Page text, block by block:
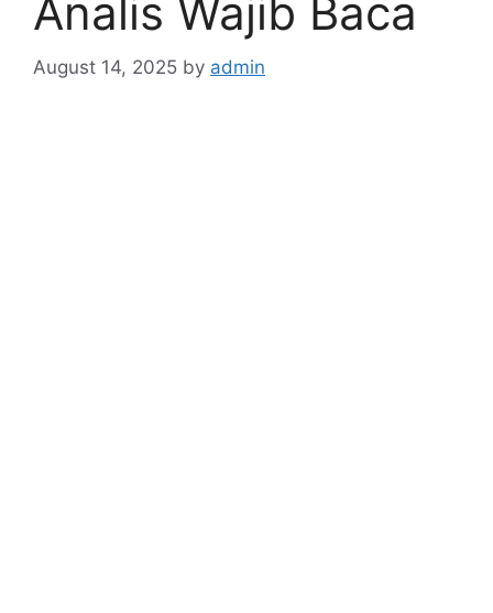
Analis Wajib Baca
August 14, 2025 by admin